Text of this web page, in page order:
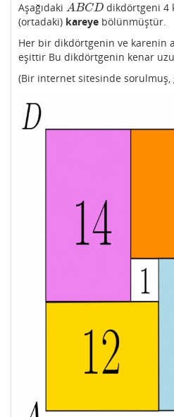
Aşağıdaki ABCD
ABCD dikdörtgeni 4
(ortadaki) kareye bölünmüştür.
Her bir dikdörtgenin ve karenin
eşittir Bu dikdörtgenin kenar
(Bir internet sitesinde sorulmuş,